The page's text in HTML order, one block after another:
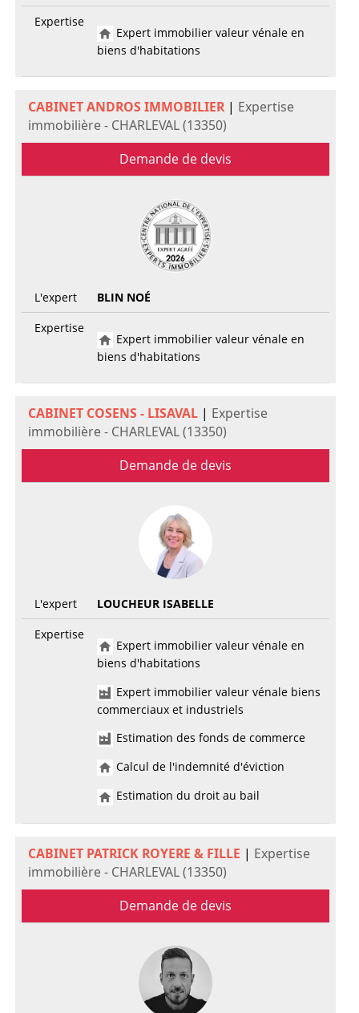
Expertise
Expert immobilier valeur vénale en
biens d'habitations
CABINET ANDROS IMMOBILIER| Expertise
immobilière - CHARLEVAL (13350)
Demande de devis
L'expert
BLIN NOÉ
Expertise
Expert immobilier valeur vénale en
biens d'habitations
CABINET COSENS - LISAVAL| Expertise
immobilière - CHARLEVAL (13350)
Demande de devis
L'expert
LOUCHEUR ISABELLE
Expertise
Expert immobilier valeur vénale en
biens d'habitations
Expert immobilier valeur vénale biens
commerciaux et industriels
Estimation des fonds de commerce
Calcul de l'indemnité d'éviction
Estimation du droit au bail
CABINET PATRICK ROYERE & FILLE | Expertise
immobilière - CHARLEVAL (13350)
Demande de devis